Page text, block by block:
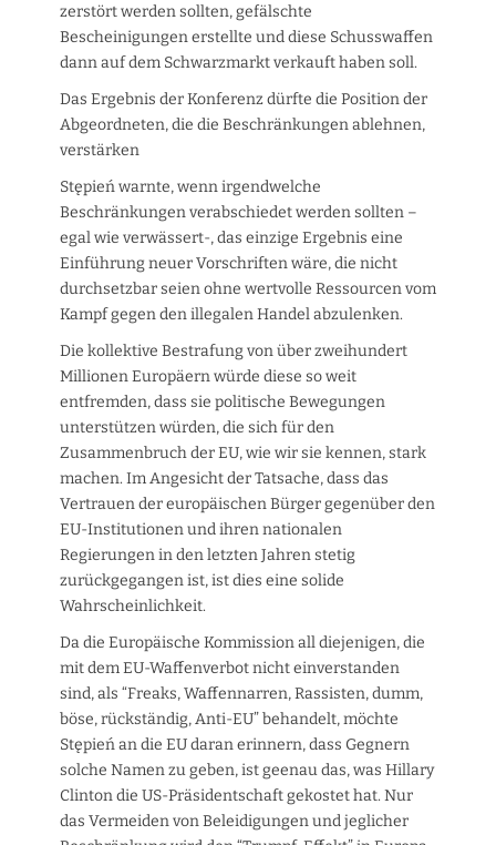
zerstört werden sollten, gefälschte
Bescheinigungen erstellte und diese Schusswaffen
dann auf dem Schwarzmarkt verkauft haben soll.
Das Ergebnis der Konferenz dürfte die Position der
Abgeordneten, die die Beschränkungen ablehnen,
verstärken
Stępień warnte, wenn irgendwelche
Beschränkungen verabschiedet werden sollten –
egal wie verwässert-, das einzige Ergebnis eine
Einführung neuer Vorschriften wäre, die nicht
durchsetzbar seien ohne wertvolle Ressourcen vom
Kampf gegen den illegalen Handel abzulenken.
Die kollektive Bestrafung von über zweihundert
Millionen Europäern würde diese so weit
entfremden, dass sie politische Bewegungen
unterstützen würden, die sich für den
Zusammenbruch der EU, wie wir sie kennen, stark
machen. Im Angesicht der Tatsache, dass das
Vertrauen der europäischen Bürger gegenüber den
EU-Institutionen und ihren nationalen
Regierungen in den letzten Jahren stetig
zurückgegangen ist, ist dies eine solide
Wahrscheinlichkeit.
Da die Europäische Kommission all diejenigen, die
mit dem EU-Waffenverbot nicht einverstanden
sind, als “Freaks, Waffennarren, Rassisten, dumm,
böse, rückständig, Anti-EU” behandelt, möchte
Stępień an die EU daran erinnern, dass Gegnern
solche Namen zu geben, ist geenau das, was Hillary
Clinton die US-Präsidentschaft gekostet hat. Nur
das Vermeiden von Beleidigungen und jeglicher